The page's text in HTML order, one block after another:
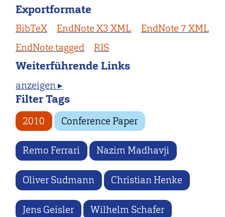
Exportformate
BibTeX EndNote X3 XML
EndNote 7 XML
EndNote tagged
RIS
Weiterführende Links
anzeigen ▸
Filter Tags
2010 Conference Paper
Remo Ferrari Nazim Madhavji
Oliver Sudmann Christian Henke
Jens Geisler Wilhelm Schafer